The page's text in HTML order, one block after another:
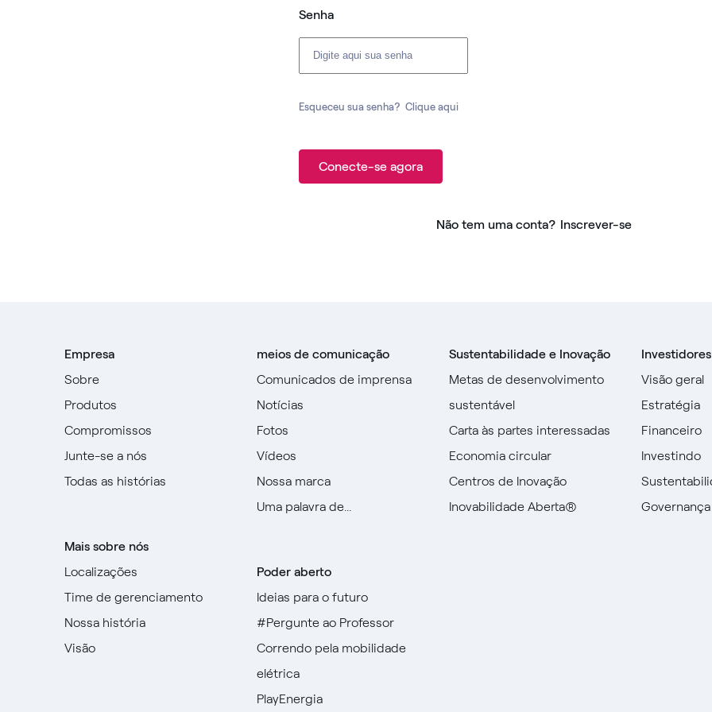
Senha
Esqueceu sua senha? Clique aqui
Conecte-se agora
Não tem uma conta? Inscrever-se
Empresa
Sobre
Produtos
Compromissos
Junte-se a nós
Todas as histórias
Mais sobre nós
Localizações
Time de gerenciamento
Nossa história
Visão
meios de comunicação
Comunicados de imprensa
Notícias
Fotos
Vídeos
Nossa marca
Uma palavra de...
Poder aberto
Ideias para o futuro
#Pergunte ao Professor
Correndo pela mobilidade
elétrica
PlayEnergia
Sustentabilidade e Inovação
Metas de desenvolvimento
sustentável
Carta às partes interessadas
Economia circular
Centros de Inovação
Inovabilidade Aberta®
Investidores
Visão geral
Estratégia
Financeiro
Investindo
Governança